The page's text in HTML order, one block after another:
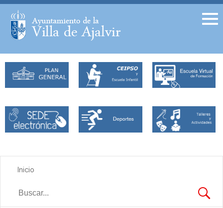
Facebook
Inicio